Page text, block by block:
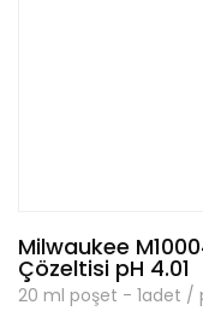
Milwaukee
Çözeltisi pH 4.01
20 ml poşet - 1adet /